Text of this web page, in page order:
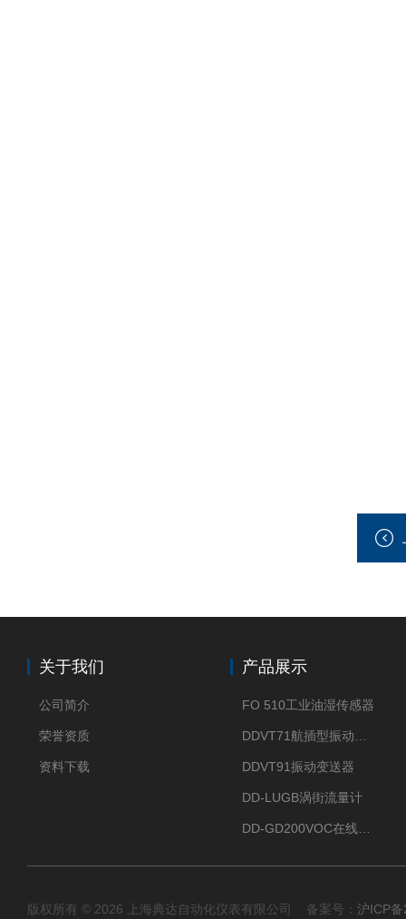
关于我们
公司简介
荣誉资质
资料下载
产品展示
FO 510工业油湿传感器
DDVT91振动变送器
DD-LUGB涡街流量计
版权所有 © 2026 上海典达自动化仪表有限公司 备案号： 沪ICP